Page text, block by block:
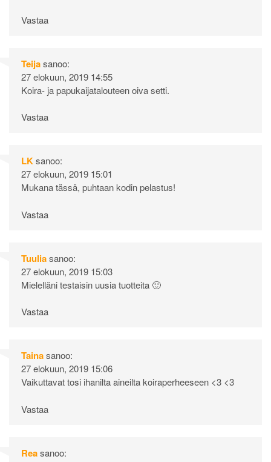
Vastaa
Teijasanoo:
27 elokuun, 2019 14:55
Koira- ja papukaijatalouteen oiva setti.
Vastaa
LKsanoo:
27 elokuun, 2019 15:01
Mukana tässä, puhtaan kodin pelastus!
Vastaa
Tuuliasanoo:
27 elokuun, 2019 15:03
Mielelläni testaisin uusia tuotteita 🙂
Vastaa
Tainasanoo:
27 elokuun, 2019 15:06
Vaikuttavat tosi ihanilta aineilta koiraperheeseen <3 <3
Vastaa
Reasanoo: